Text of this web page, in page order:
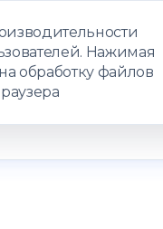
Нажимая
обработку файлов
ЗАПИСАТЬСЯ